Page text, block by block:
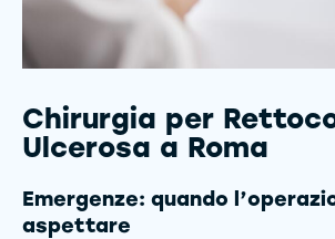
Chirurgia per
Ulcerosa a Roma
Emergenze: quando
aspettare